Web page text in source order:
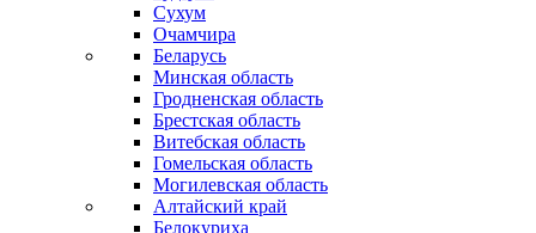
Сухум
Очамчира
Беларусь
Минская область
Гродненская область
Брестская область
Витебская область
Гомельская область
Могилевская область
Алтайский край
Белокуриха